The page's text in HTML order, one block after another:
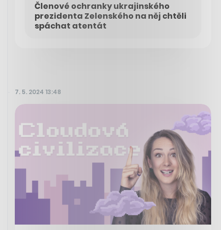
Členové ochranky ukrajinského
prezidenta Zelenského na něj chtěli
spáchat atentát
7. 5. 2024 13:48